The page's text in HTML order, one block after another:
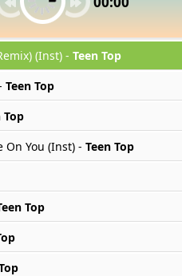
(Inst) - Teen Top
Teen Top
Top
On You (Inst) - Teen Top
Top